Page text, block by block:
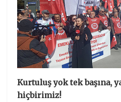
Kurtuluş yok tek başına,
hiçbirimiz!